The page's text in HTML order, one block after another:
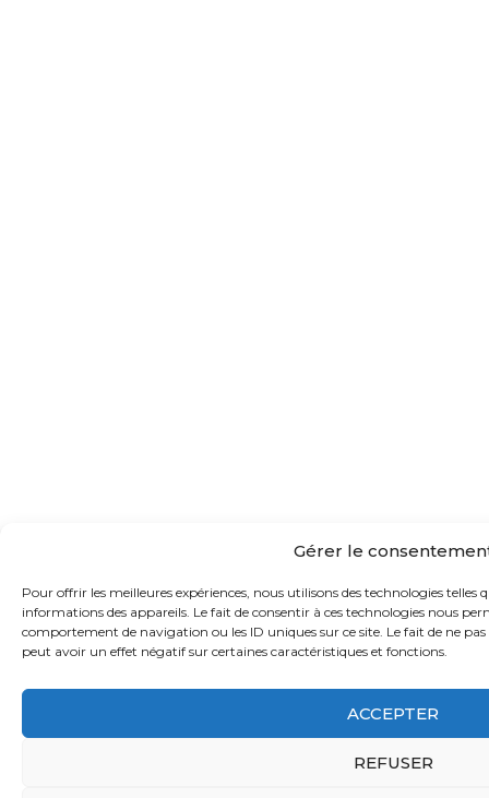
Gérer le
Pour offrir les meilleures expériences, nous utilisons des technologies telles
informations des appareils. Le fait de consentir à ces technologies nous
comportement de navigation ou les ID uniques sur ce site. Le fait de ne
peut avoir un effet négatif sur certaines caractéristiques et fonctions.
ACCEPTER
REFUSER